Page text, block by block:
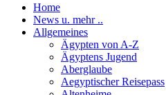
Home
News u. mehr ..
Allgemeines
Ägypten von A-Z
Ägyptens Jugend
Aberglaube
Aegyptischer Reisepass